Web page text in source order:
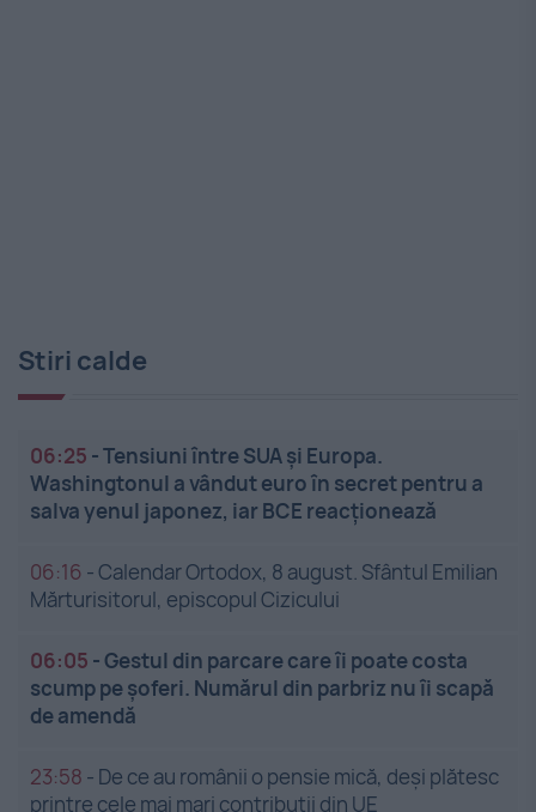
Stiri calde
06:25 -Tensiuni între SUA și Europa.
Washingtonul a vândut euro în secret pentru a
salva yenul japonez, iar BCE reacționează
06:16 -Calendar Ortodox, 8 august. Sfântul Emilian
Mărturisitorul, episcopul Cizicului
06:05 -Gestul din parcare care îi poate costa
scump pe șoferi. Numărul din parbriz nu îi scapă
de amendă
23:58 - De ce au românii o pensie mică, deși plătesc
printre cele mai mari contribuții din UE